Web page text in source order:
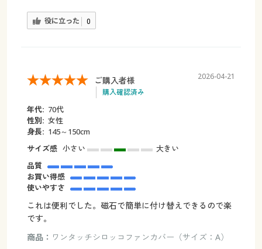
役に立った 0
ご購入者様
購入確認済み
2026-04-21
年代: 70代
性別: 女性
身長: 145～150cm
サイズ感 小さい
大きい
品質
お買い得感
使いやすさ
これは便利でした。磁石で簡単に付け替えできるので楽
です。
商品： ワンタッチシロッコファンカバー（サイズ：A）